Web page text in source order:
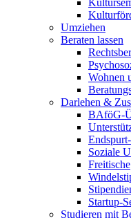
Umziehen
Beraten lassen
Wohnen
Darlehen &
BAföG-
Soziale
Freitische
Startup-
Studieren mit